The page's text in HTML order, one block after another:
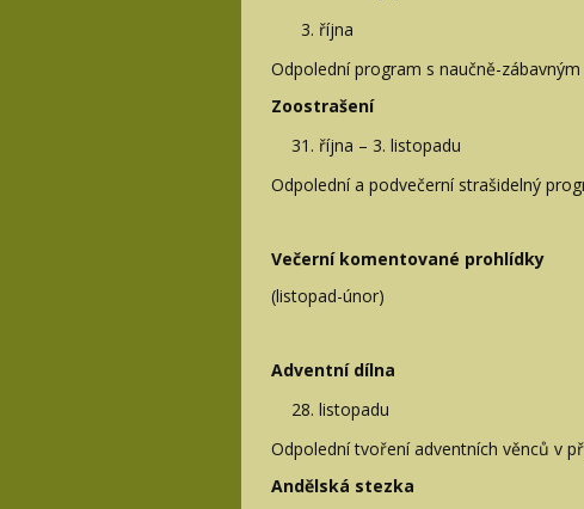
října
Odpolední program s naučně-
Zoostrašení
října – 3. listopadu
Odpolední a podvečerní strašidelný
Večerní komentované prohlídky
(listopad-únor)
Adventní dílna
listopadu
Odpolední tvoření adventních věnců v
Andělská stezka